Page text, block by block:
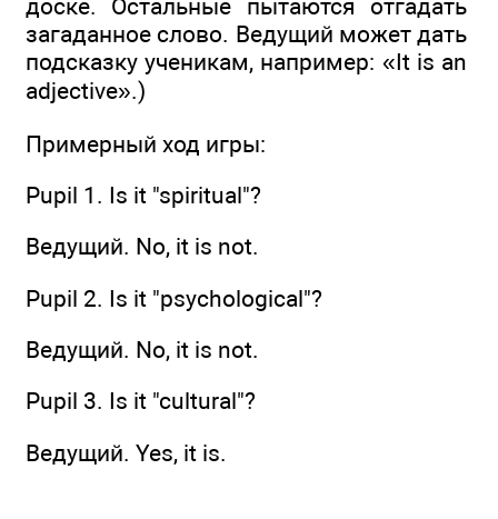
доске. Остальные пытаются отгадать
загаданное слово. Ведущий может дать
подсказку ученикам, например: «It is an
adjective».)
Примерный ход игры:
Pupil 1. Is it "spiritual"?
Ведущий. No, it is not.
Pupil 2. Is it "psychological"?
Ведущий. No, it is not.
Pupil 3. Is it "cultural"?
Ведущий. Yes, it is.